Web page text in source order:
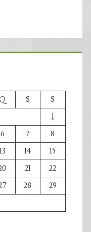
S
S
1
6 7
8
13 14
15
21
22
28
29